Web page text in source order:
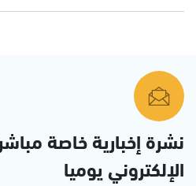
نشرة إخبارية خاصة
الإلكتروني يوميا